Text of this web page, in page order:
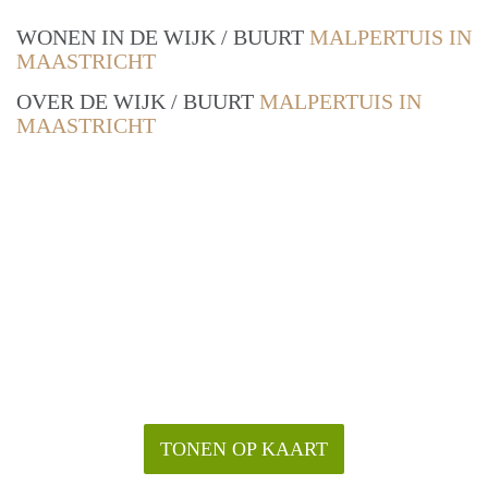
WONEN IN DE WIJK / BUURT MALPERTUIS IN
MAASTRICHT
OVER DE WIJK / BUURT MALPERTUIS IN
MAASTRICHT
TONEN OP KAART